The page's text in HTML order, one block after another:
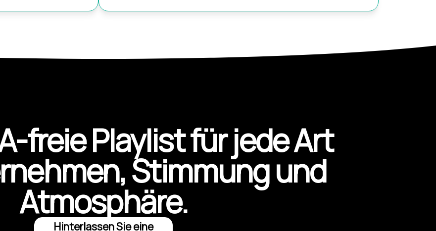
freie Playlist für jede Art
Stimmung und
Atmosphäre.
Hinterlassen Sie eine